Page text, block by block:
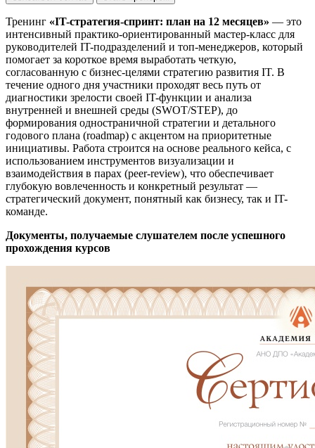
Тренинг «IT-стратегия-спринт: план на 12 месяцев» — это
интенсивный практико-ориентированный мастер-класс для
руководителей IT-подразделений и топ-менеджеров, который
помогает за короткое время выработать четкую,
согласованную с бизнес-целями стратегию развития IT. В
течение одного дня участники проходят весь путь от
диагностики зрелости своей IT-функции и анализа
внутренней и внешней среды (SWOT/STEP), до
формирования одностраничной стратегии и детального
годового плана (roadmap) с акцентом на приоритетные
инициативы. Работа строится на основе реального кейса, с
использованием инструментов визуализации и
взаимодействия в парах (peer-review), что обеспечивает
глубокую вовлеченность и конкретный результат —
стратегический документ, понятный как бизнесу, так и IT-
команде.
Документы, получаемые слушателем после успешного
прохождения курсов